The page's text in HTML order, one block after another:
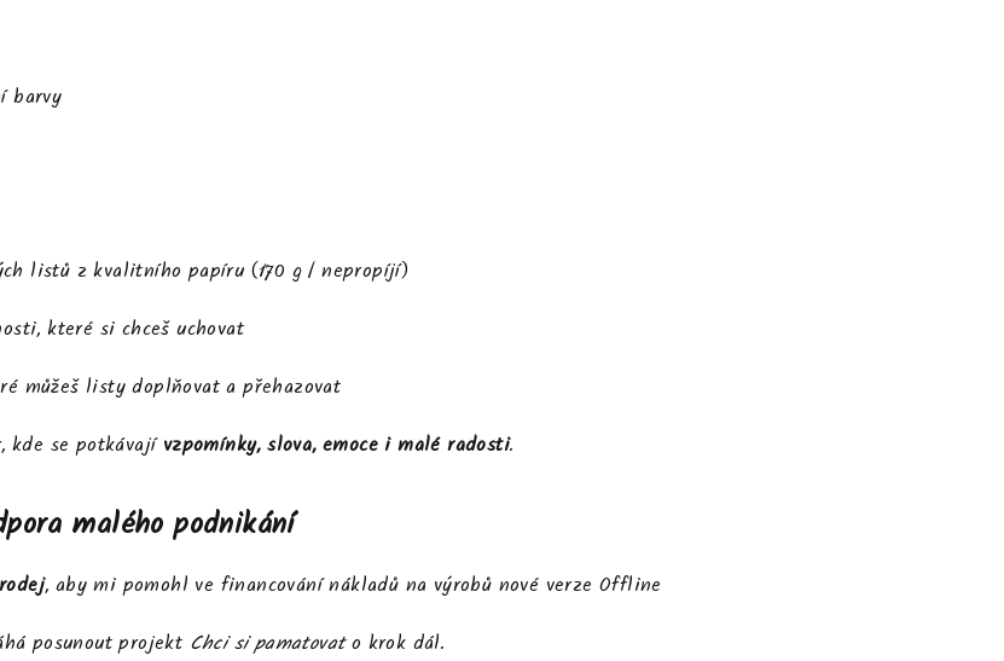
barvy
listů z kvalitního papíru (170 g / nepropíjí)
které si chceš uchovat
můžeš listy doplňovat a přehazovat
kde se potkávají vzpomínky, slova, emoce i malé radosti.
malého podnikání
, aby mi pomohl ve financování nákladů na výrobů nové verze Offline
posunout projekt Chci si pamatovato krok dál.